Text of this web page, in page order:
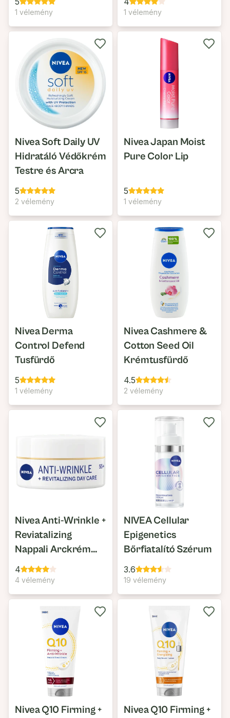
1 vélemény 1 vélemény
Nivea Soft Daily UV
Hidratáló Védőkrém
Testre és Arcra
5
2 vélemény
Nivea Japan Moist
Pure Color Lip
5
1 vélemény
Nivea Derma
Control Defend
Tusfürdő
5
1 vélemény
Nivea Cashmere &
Cotton Seed Oil
Krémtusfürdő
4.5
2 vélemény
Nivea Anti-Wrinkle +
Reviatalizing
Nappali Arckrém
55+
4
4 vélemény
NIVEA Cellular
Epigenetics
Bőrfiatalító Szérum
3.6
19 vélemény
Nivea Q10 Firming +
Nivea Q10 Firming +